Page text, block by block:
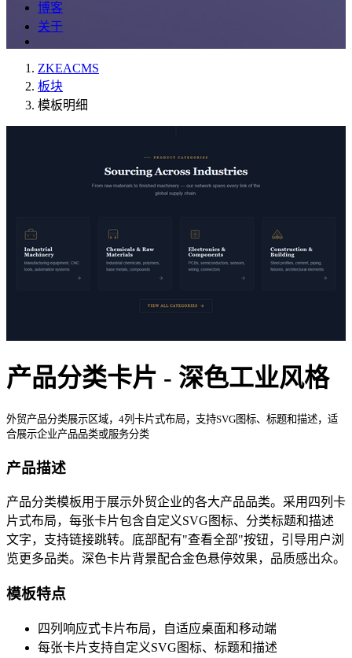
博客
关于
ZKEACMS
板块
模板明细
产品分类卡片 - 深色工业风格
外贸产品分类展示区域，4列卡片式布局，支持SVG图标、标题和描述，适
合展示企业产品品类或服务分类
产品描述
产品分类模板用于展示外贸企业的各大产品品类。采用四列卡
片式布局，每张卡片包含自定义SVG图标、分类标题和描述
文字，支持链接跳转。底部配有"查看全部"按钮，引导用户浏
览更多品类。深色卡片背景配合金色悬停效果，品质感出众。
模板特点
四列响应式卡片布局，自适应桌面和移动端
每张卡片支持自定义SVG图标、标题和描述